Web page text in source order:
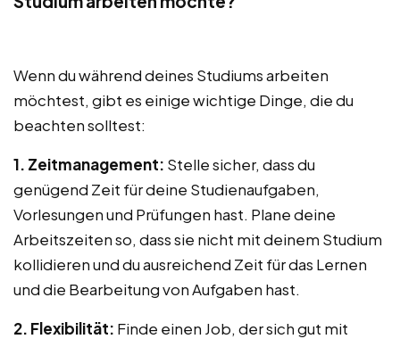
Wenn du während deines Studiums arbeiten
möchtest, gibt es einige wichtige Dinge, die du
beachten solltest:
1. Zeitmanagement: Stelle sicher, dass du
genügend Zeit für deine Studienaufgaben,
Vorlesungen und Prüfungen hast. Plane deine
Arbeitszeiten so, dass sie nicht mit deinem Studium
kollidieren und du ausreichend Zeit für das Lernen
und die Bearbeitung von Aufgaben hast.
2. Flexibilität: Finde einen Job, der sich gut mit